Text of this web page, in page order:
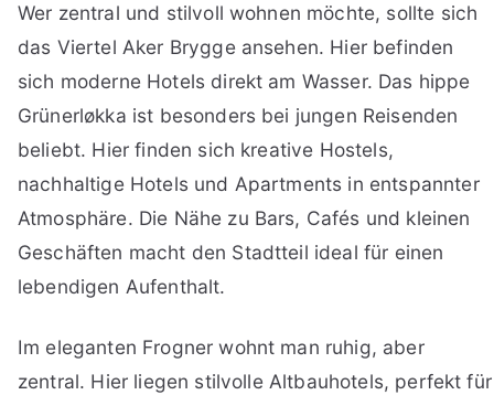
Wer zentral und stilvoll wohnen möchte, sollte sich
das Viertel Aker Brygge ansehen. Hier befinden
sich moderne Hotels direkt am Wasser. Das hippe
Grünerløkka ist besonders bei jungen Reisenden
beliebt. Hier finden sich kreative Hostels,
nachhaltige Hotels und Apartments in entspannter
Atmosphäre. Die Nähe zu Bars, Cafés und kleinen
Geschäften macht den Stadtteil ideal für einen
lebendigen Aufenthalt.
Im eleganten Frogner wohnt man ruhig, aber
zentral. Hier liegen stilvolle Altbauhotels, perfekt für